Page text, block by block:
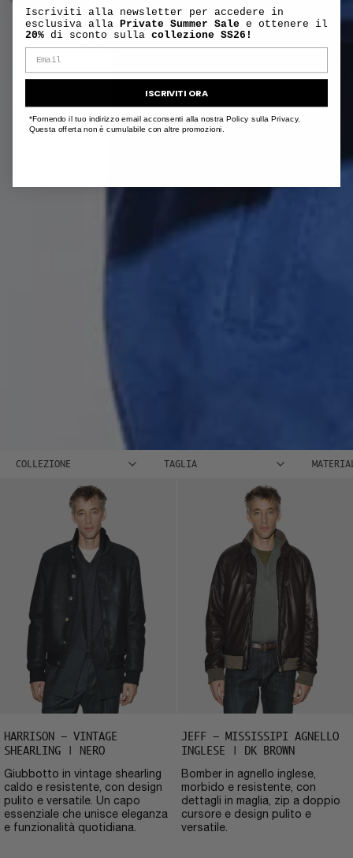
COLLEZIONE TAGLIA
HARRISON – VINTAGE
SHEARLING | NERO
Giubbotto in vintage shearling
caldo e resistente, con design
pulito e versatile. Un capo
essenziale che unisce eleganza
e funzionalità quotidiana.
JEFF – MISSISSIPI AGNELLO
INGLESE | DK BROWN
Bomber in agnello inglese,
morbido e resistente, con
dettagli in maglia, zip a doppio
cursore e design pulito e
versatile.
Iscriviti alla newsletter per accedere in
esclusiva alla
Private Summer Sale e ottenere il
20% di sconto sulla collezione SS26!
ISCRIVITI ORA
*Fornendo il tuo indirizzo email acconsenti alla nostra Policy sulla Privacy.
Questa offerta non è cumulabile con altre promozioni.